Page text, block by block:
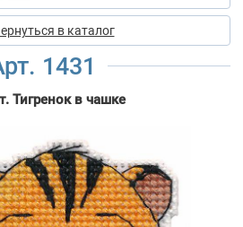
в каталог
1431
Тигренок в чашке